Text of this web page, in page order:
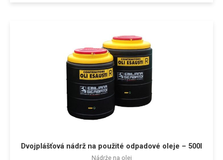
Dvojplášťová nádrž na použité odpadové oleje – 500l
Nádrže na olej